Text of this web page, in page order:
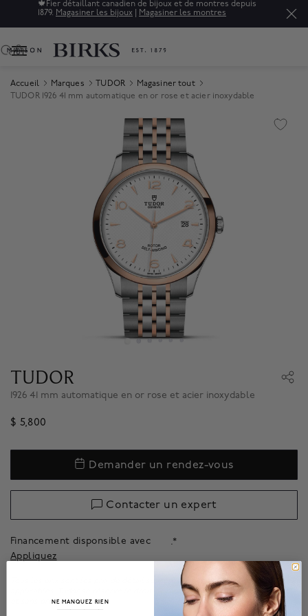
🍁 Fier détaillant canadien de bijoux et de montres depuis
1879. Magasiner les bijoux Magasiner les montres
0
Accueil Marques TUDOR
Magasiner tout
TUDOR 1926 41 mm automatique en or rose et acier inoxydable
Product Images
TUDOR
1926 41 mm automatique en or rose et acier inoxydable
$ 5,800
Financement disponsible avec
.*
Appliquez
Demander un rendez-vous
Contacter un expert
Tous les prix sont les prix de détail suggérés par Tudor avant les taxes
applicables. Tudor se réserve le droit de modifier les prix à tout moment
et sans préavis.NE MANQUEZ RIEN